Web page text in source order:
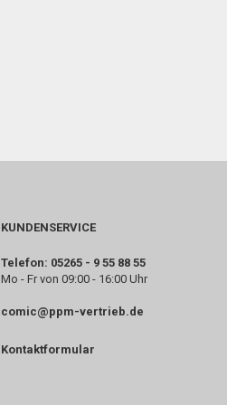
KUNDENSERVICE
Telefon: 05265 - 9 55 88 55
Mo - Fr von 09:00 - 16:00 Uhr
comic@ppm-vertrieb.de
Kontaktformular